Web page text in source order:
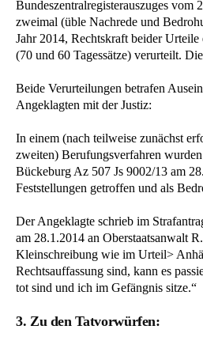
Bundeszentralregisterauszuges vom
zweimal (üble Nachrede und
Jahr 2014, Rechtskraft beider Urteile
(70 und 60 Tagessätze) verurteilt.
Beide Verurteilungen betrafen
Angeklagten mit der Justiz:
In einem (nach teilweise zunächst
zweiten) Berufungsverfahren
Bückeburg Az 507 Js 9002/13 am
Feststellungen getroffen und als
Der Angeklagte schrieb im
am 28.1.2014 an Oberstaatsanwalt
Kleinschreibung wie im Urteil>
Rechtsauffassung sind, kann es
tot sind und ich im Gefängnis sitze.“
3. Zu den Tatvorwürfen: